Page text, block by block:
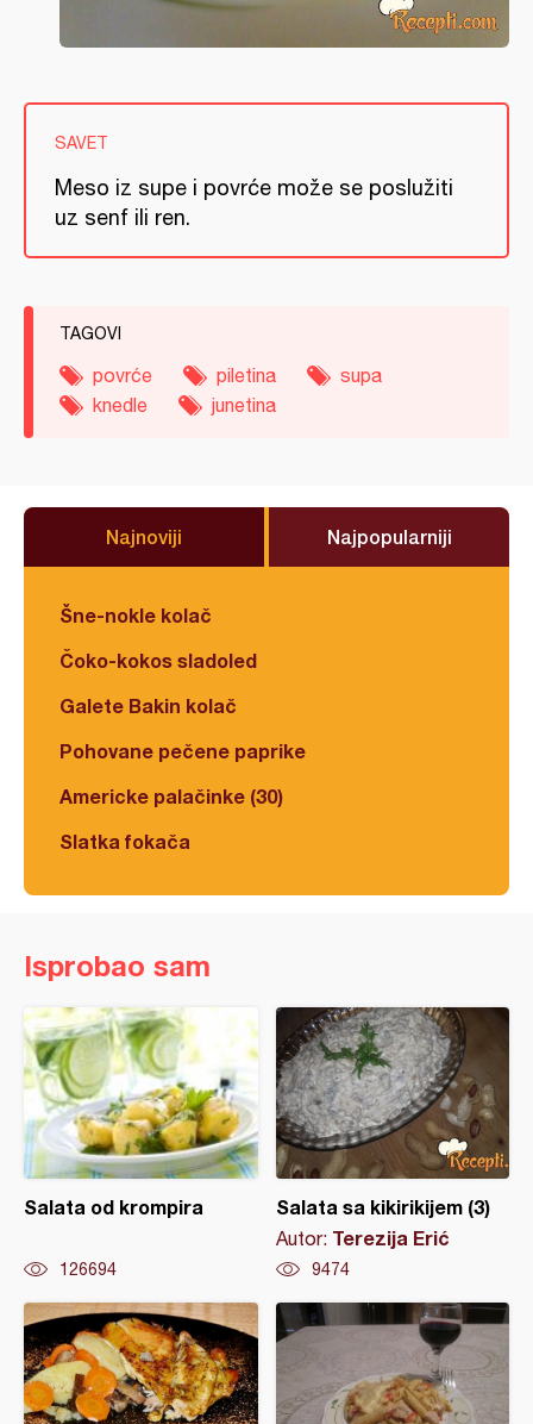
SAVET
Meso iz supe i povrće može se poslužiti
uz senf ili ren.
TAGOVI
povrće piletina
supa
knedle
junetina
Najnoviji Najpopularniji
Šne-nokle kolač
Čoko-kokos sladoled
Galete Bakin kolač
Pohovane pečene paprike
Americke palačinke (30)
Slatka fokača
Isprobao sam
Salata od krompira
126694
Salata sa kikirikijem (3)
Autor: Terezija Erić
9474